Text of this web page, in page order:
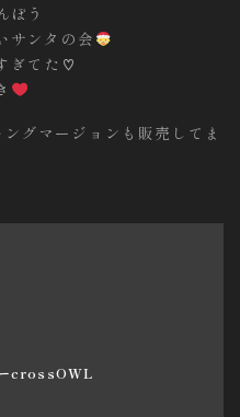
ぼう
サンタの会
ぎてた♡
グマージョンも販売してま
crossOWL